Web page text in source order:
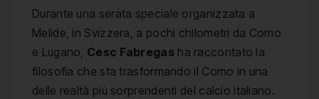
Durante una serata speciale organizzata a
Melide, in Svizzera, a pochi chilometri da Como
e Lugano, Cesc Fabregas ha raccontato la
filosofia che sta trasformando il Como in una
delle realtà più sorprendenti del calcio italiano.